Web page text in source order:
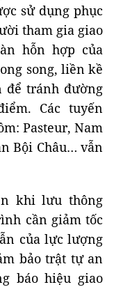
sử dụng phục
tham gia giao
hỗn hợp của
song, liền kề
để tránh đường
Các tuyến
Pasteur, Nam
Bội Châu… vẫn
khi lưu thông
cần giảm tốc
của lực lượng
bảo trật tự an
báo hiệu giao